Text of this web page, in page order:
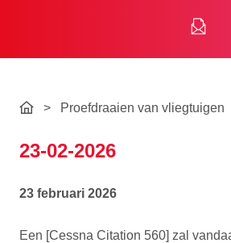
> Proefdraaien van vliegtuigen
23-02-2026
23 februari 2026
Een [Cessna Citation 560] zal